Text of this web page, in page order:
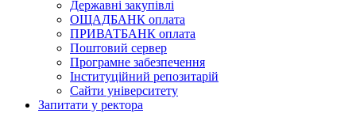
Державні закупівлі
ОЩАДБАНК оплата
ПРИВАТБАНК оплата
Поштовий сервер
Програмне забезпечення
Інституційний репозитарій
Сайти університету
Запитати у ректора